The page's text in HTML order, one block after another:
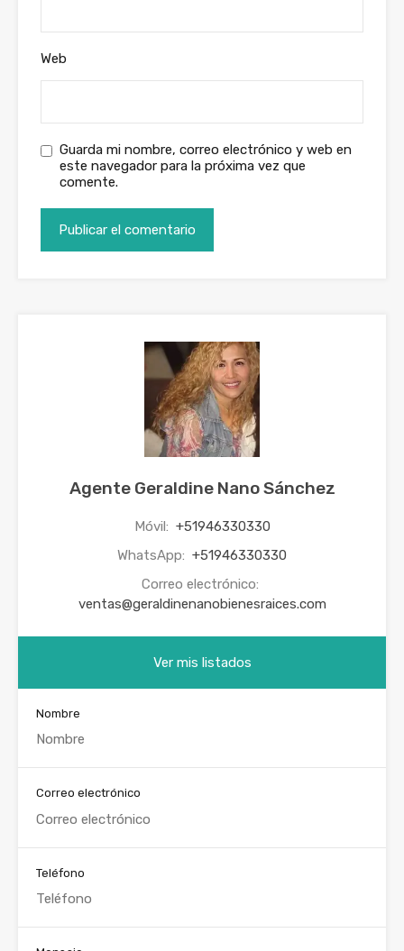
Web
Guarda mi nombre, correo electrónico y web en
este navegador para la próxima vez que
comente.
Agente Geraldine Nano Sánchez
Móvil: +51946330330
WhatsApp: +51946330330
Correo electrónico:
ventas@geraldinenanobienesraices.com
Ver mis listados
Nombre
Correo electrónico
Teléfono